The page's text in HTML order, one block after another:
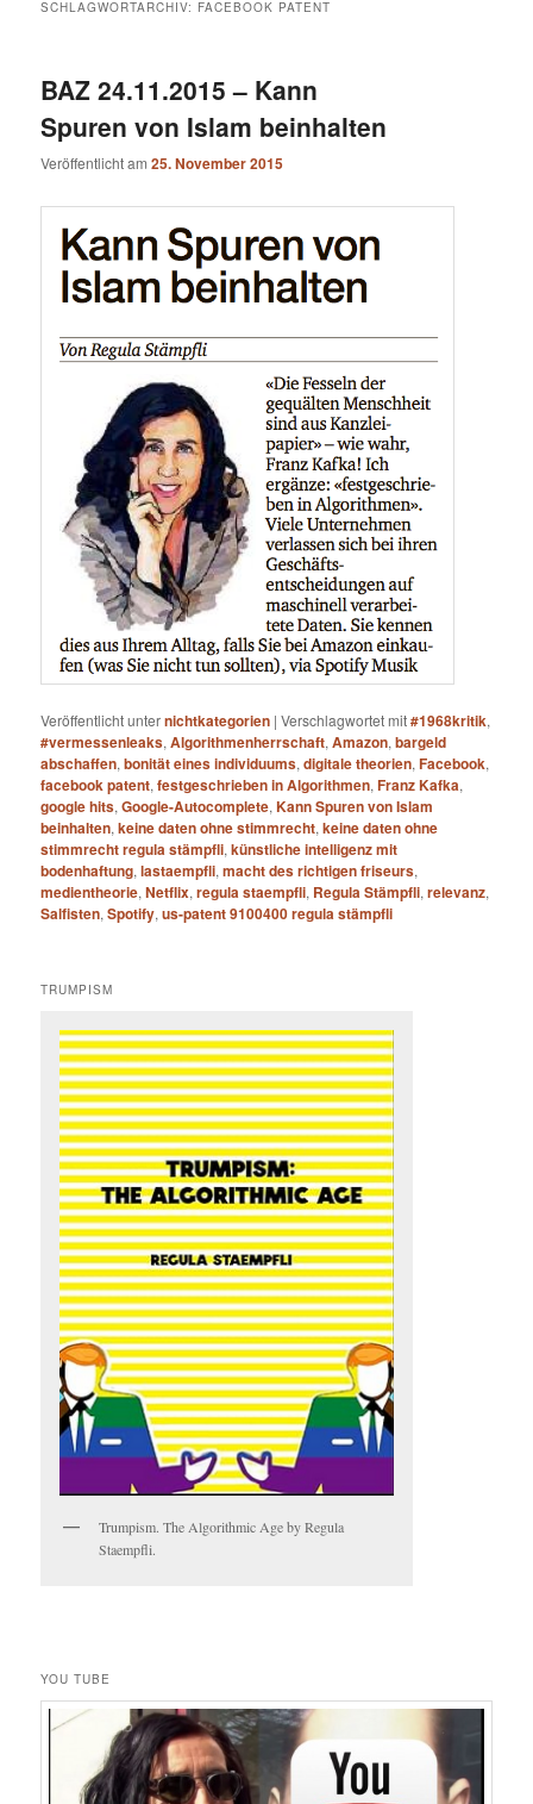
SCHLAGWORTARCHIV: FACEBOOK PATENT
BAZ 24.11.2015 – Kann
Spuren von Islam beinhalten
Veröffentlicht am25. November 2015
Veröffentlicht unternichtkategorien |Verschlagwortet mit#1968kritik,
#vermessenleaks,Algorithmenherrschaft,Amazon,bargeld
abschaffen,bonität eines individuums,digitale theorien,Facebook,
facebook patent,festgeschrieben in Algorithmen,Franz Kafka,
google hits,Google-Autocomplete,Kann Spuren von Islam
beinhalten,keine daten ohne stimmrecht,keine daten ohne
stimmrecht regula stämpfli,künstliche intelligenz mit
bodenhaftung,lastaempfli,macht des richtigen friseurs,
medientheorie,Netflix,regula staempfli, Regula Stämpfli,relevanz,
Salfisten,Spotify,us-patent 9100400 regula stämpfli
TRUMPISM
Trumpism. The Algorithmic Age by Regula
Staempfli.
YOU TUBE